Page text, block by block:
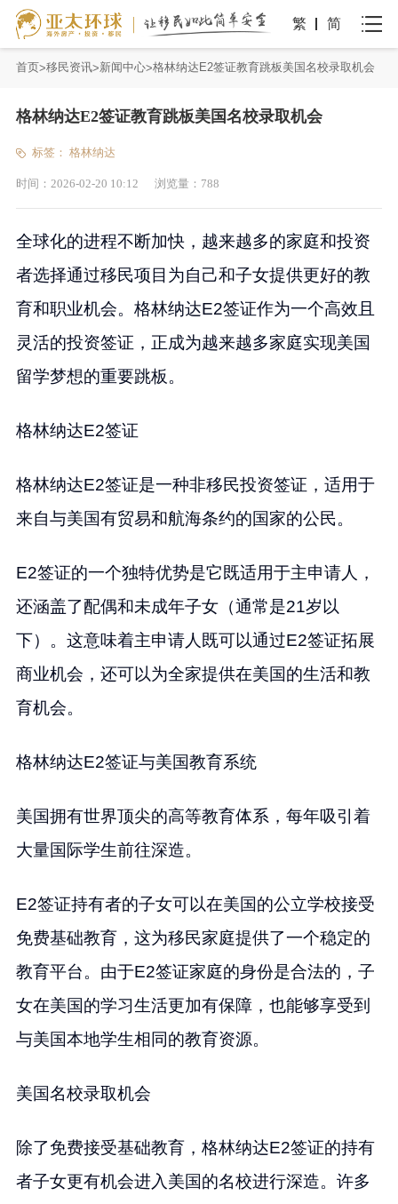
繁 简
首页 移民资讯 新闻中心 格林纳达E2签证教育跳板美国名校录取机会
格林纳达E2签证教育跳板美国名校录取机会
标签： 格林纳达
时间： 2026-02-20 10:12 浏览量： 788
全球化的进程不断加快，越来越多的家庭和投资
者选择通过移民项目为自己和子女提供更好的教
育和职业机会。格林纳达E2签证作为一个高效且
灵活的投资签证，正成为越来越多家庭实现美国
留学梦想的重要跳板。
格林纳达E2签证
格林纳达E2签证是一种非移民投资签证，适用于
来自与美国有贸易和航海条约的国家的公民。
E2签证的一个独特优势是它既适用于主申请人，
还涵盖了配偶和未成年子女（通常是21岁以
下）。这意味着主申请人既可以通过E2签证拓展
商业机会，还可以为全家提供在美国的生活和教
育机会。
格林纳达E2签证与美国教育系统
美国拥有世界顶尖的高等教育体系，每年吸引着
大量国际学生前往深造。
E2签证持有者的子女可以在美国的公立学校接受
免费基础教育，这为移民家庭提供了一个稳定的
教育平台。由于E2签证家庭的身份是合法的，子
女在美国的学习生活更加有保障，也能够享受到
与美国本地学生相同的教育资源。
美国名校录取机会
除了免费接受基础教育，格林纳达E2签证的持有
者子女更有机会进入美国的名校进行深造。许多